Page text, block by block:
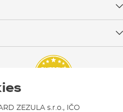
ZEZULA s.r.o., IČO